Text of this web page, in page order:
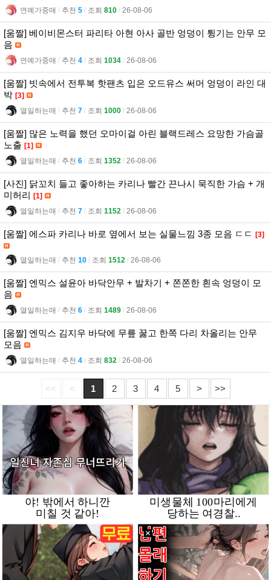
연예가중매 l 추천 5 l 조회 810 l 26-08-06
[움짤] 베이비몬스터 파리타 아현 아사 골반 엉덩이 튕기는 안무 모
음
연예가중매 l 추천 4 l 조회 1034 l 26-08-06
[움짤] 빗속에서 전투복 핫팬츠 입은 오드유스 써머 엉덩이 라인 대
박 [3]
열일하는매 l 추천 7 l 조회 1000 l 26-08-06
[움짤] 많은 노력을 했던 오마이걸 아린 블랙드레스 요망한 가슴골
노출 [1]
열일하는매 l 추천 6 l 조회 1352 l 26-08-06
[사진] 닭꼬치 들고 좋아하는 카리나 빨간 끈나시 묵직한 가슴 + 개
미허리 [1]
열일하는매 l 추천 7 l 조회 1152 l 26-08-06
[움짤] 에스파 카리나 바로 옆에서 보는 실물느낌 3종 모음 ㄷㄷ [3]
열일하는매 l 추천 10 l 조회 1512 l 26-08-06
[움짤] 엔믹스 설윤아 바닥안무 + 발차기 + 쫀쫀한 흰속 엉덩이 모
음
열일하는매 l 추천 6 l 조회 1489 l 26-08-06
[움짤] 엔믹스 김지우 바닥에 무릎 꿇고 한쪽 다리 차올리는 안무
모음
열일하는매 l 추천 4 l 조회 832 l 26-08-06
<< < 1 2 3 4 5 > >>